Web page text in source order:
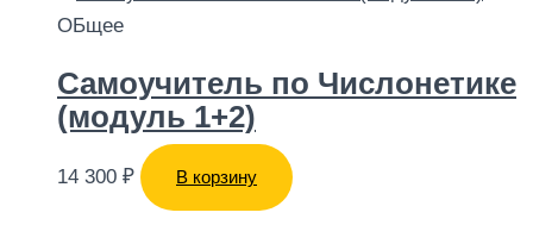
ОБщее
Самоучитель по Числонетике
(модуль 1+2)
14 300 ₽ В корзину